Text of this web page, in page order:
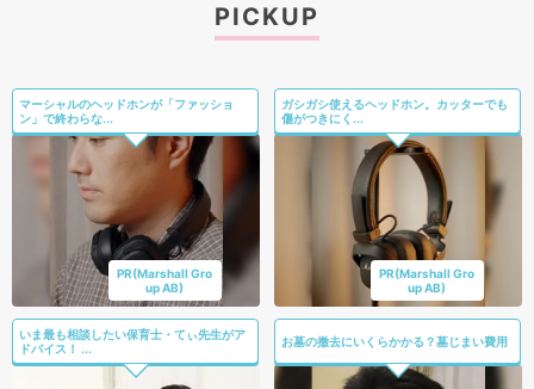
PICKUP
マーシャルのヘッドホンが「ファッショ
ン」で終わらな...
PR(Marshall Gro
up AB)
ガシガシ使えるヘッドホン。カッターでも
傷がつきにく...
PR(Marshall Gro
up AB)
いま最も相談したい保育士・てぃ先生がア
ドバイス！ ...
お墓の撤去にいくらかかる？墓じまい費用